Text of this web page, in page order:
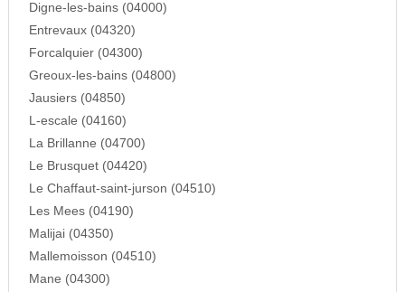
Digne-les-bains (04000)
Entrevaux (04320)
Forcalquier (04300)
Greoux-les-bains (04800)
Jausiers (04850)
L-escale (04160)
La Brillanne (04700)
Le Brusquet (04420)
Le Chaffaut-saint-jurson (04510)
Les Mees (04190)
Malijai (04350)
Mallemoisson (04510)
Mane (04300)